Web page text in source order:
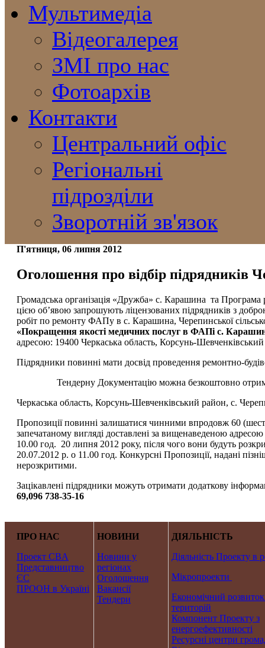
Мультимедіа
Відеогалерея
ЗМІ про нас
Фотоархів
Контакти
Центральний офіс
Регіональні
підрозділи
Зворотній зв'язок
П'ятниця, 06 липня 2012
Оголошення про відбір підрядників
Громадська організація «Дружба» с. Карашина та
цією об’явою запрошують ліцензованих підрядників з
робіт по ремонту ФАПу в с. Карашина, Черепинської
«Покращення якості медичних послуг в ФАПі с.
адресою: 19400 Черкаська область, Корсунь-
Підрядники повинні мати досвід проведення ремонтно-
Тендерну Документацію можна безкоштовно
Черкаська область, Корсунь-Шевченківський район, с.
Пропозиції повинні залишатися чинними впродовж 60
запечатаному вигляді доставлені за вищенаведеною
10.00 год. 20 липня 2012 року, після чого вони будуть
20.07.2012 р. о 11.00 год. Конкурсні Пропозиції, надані
нерозкритими.
Зацікавлені підрядники можуть отримати додаткову
69,096 738-35-16
ПРО НАС
Проект CBA
Представництво
ЄС
ПРООН в Україні
НОВИНИ
Новини у
регіонах
Оголошення
Вакансії
Тендери
ДІЯЛЬНІСТЬ
Діяльність Проекту в
Мікропроекти
Економічний розвиток
територій
Компонент Проекту з
енергоефективності
Ресурсні центри